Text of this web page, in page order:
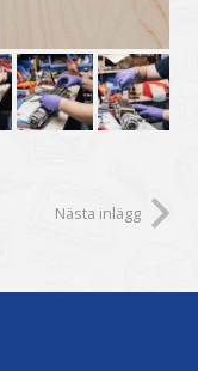
Nästa inlägg